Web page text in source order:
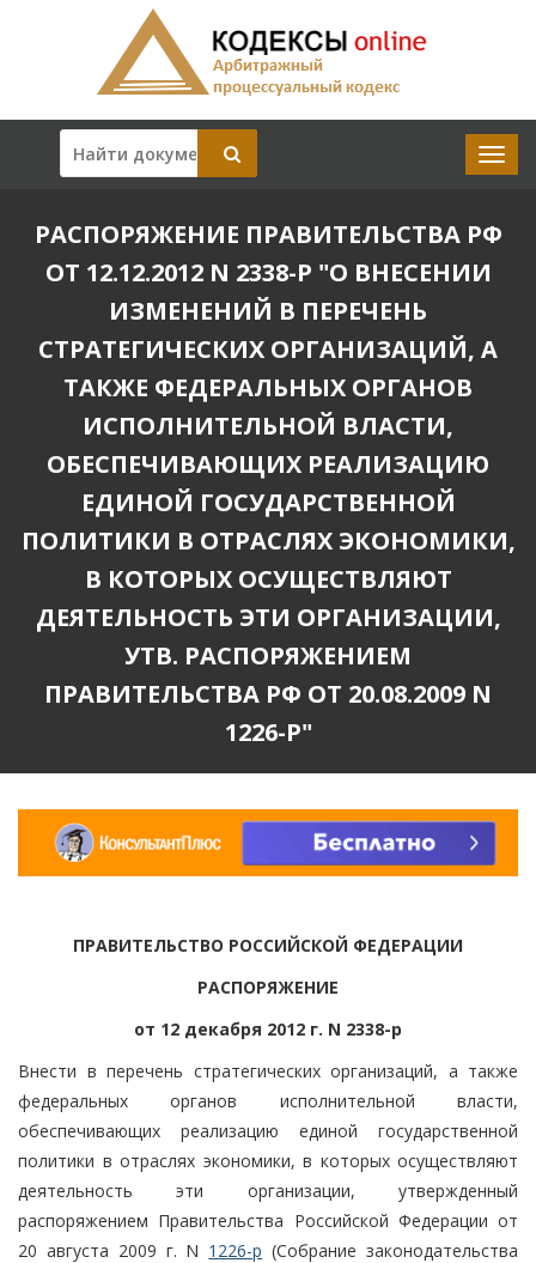
РАСПОРЯЖЕНИЕ ПРАВИТЕЛЬСТВА РФ
ОТ 12.12.2012 N 2338-Р "О ВНЕСЕНИИ
ИЗМЕНЕНИЙ В ПЕРЕЧЕНЬ
СТРАТЕГИЧЕСКИХ ОРГАНИЗАЦИЙ, А
ТАКЖЕ ФЕДЕРАЛЬНЫХ ОРГАНОВ
ИСПОЛНИТЕЛЬНОЙ ВЛАСТИ,
ОБЕСПЕЧИВАЮЩИХ РЕАЛИЗАЦИЮ
ЕДИНОЙ ГОСУДАРСТВЕННОЙ
ПОЛИТИКИ В ОТРАСЛЯХ ЭКОНОМИКИ,
В КОТОРЫХ ОСУЩЕСТВЛЯЮТ
ДЕЯТЕЛЬНОСТЬ ЭТИ ОРГАНИЗАЦИИ,
УТВ. РАСПОРЯЖЕНИЕМ
ПРАВИТЕЛЬСТВА РФ ОТ 20.08.2009 N
1226-Р"
ПРАВИТЕЛЬСТВО РОССИЙСКОЙ ФЕДЕРАЦИИ
РАСПОРЯЖЕНИЕ
от 12 декабря 2012 г. N 2338-р
Внести в перечень стратегических организаций, а также
федеральных органов исполнительной власти,
обеспечивающих реализацию единой государственной
политики в отраслях экономики, в которых осуществляют
деятельность эти организации, утвержденный
распоряжением Правительства Российской Федерации от
20 августа 2009 г. N 1226-р (Собрание законодательства